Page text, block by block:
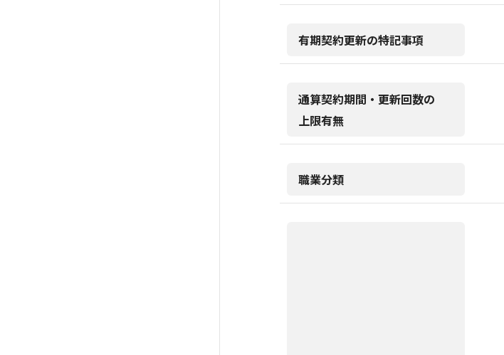
有期契約更新の特記事項
通算契約期間・更新回数の
上限有無
職業分類